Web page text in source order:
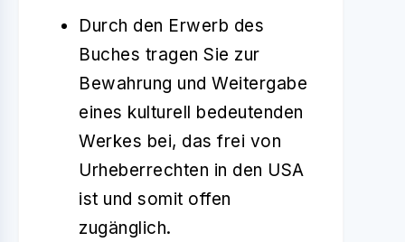
Durch den Erwerb des
Buches tragen Sie zur
Bewahrung und Weitergabe
eines kulturell bedeutenden
Werkes bei, das frei von
Urheberrechten in den USA
ist und somit offen
zugänglich.